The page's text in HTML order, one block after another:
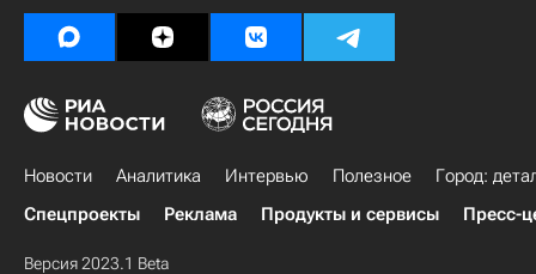
Новости Аналитика Интервью Полезное
Город:
Спецпроекты
Реклама Продукты и сервисы Пресс-
Версия 2023.1 Beta